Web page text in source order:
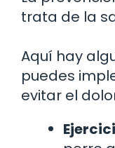
trata de la
Aquí hay
puedes
evitar el